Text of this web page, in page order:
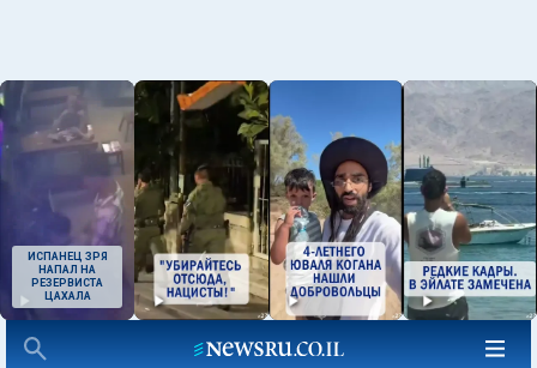
ИСПАНЕЦ ЗРЯ
НАПАЛ НА
РЕЗЕРВИСТА
ЦАХАЛА